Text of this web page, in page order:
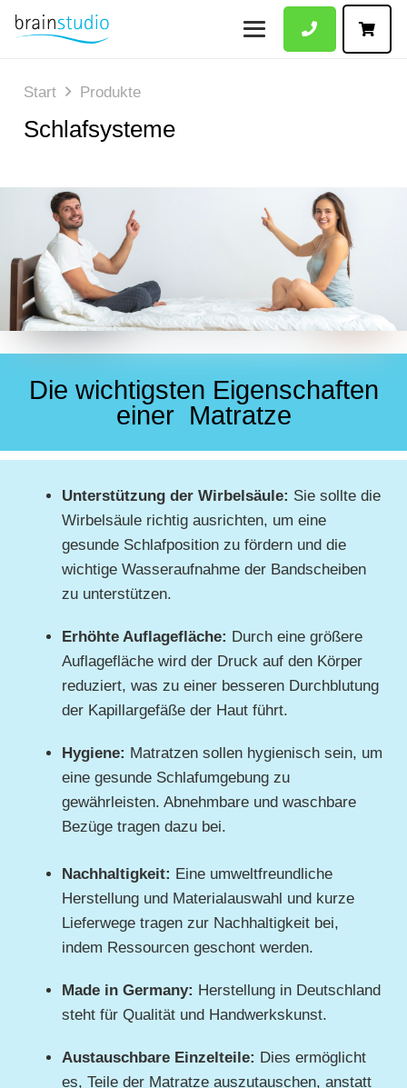
Start Produkte
Schlafsysteme
Die wichtigsten Eigenschaften
einer Matratze
Unterstützung der Wirbelsäule: Sie sollte die
Wirbelsäule richtig ausrichten, um eine
gesunde Schlafposition zu fördern und die
wichtige Wasseraufnahme der Bandscheiben
zu unterstützen.
Erhöhte Auflagefläche: Durch eine größere
Auflagefläche wird der Druck auf den Körper
reduziert, was zu einer besseren Durchblutung
der Kapillargefäße der Haut führt.
Hygiene: Matratzen sollen hygienisch sein, um
eine gesunde Schlafumgebung zu
gewährleisten. Abnehmbare und waschbare
Bezüge tragen dazu bei.
Nachhaltigkeit: Eine umweltfreundliche
Herstellung und Materialauswahl und kurze
Lieferwege tragen zur Nachhaltigkeit bei,
indem Ressourcen geschont werden.
Made in Germany: Herstellung in Deutschland
steht für Qualität und Handwerkskunst.
Austauschbare Einzelteile: Dies ermöglicht
es, Teile der Matratze auszutauschen, anstatt